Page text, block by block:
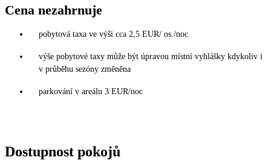
Cena nezahrnuje
pobytová taxa ve výši cca 2,5 EUR/ os./noc
výše pobytové taxy může být úpravou místní vyhlášky kdykoliv i
v průběhu sezóny změněna
parkování v areálu 3 EUR/noc
Dostupnost pokojů